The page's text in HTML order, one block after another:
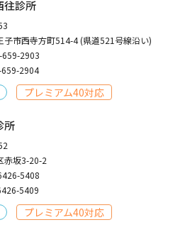
往診所
子市西寺方町514-4 (県道521号線沿い)
659-2903
659-2904
プレミアム40対応
所
赤坂3-20-2
5408
5409
プレミアム40対応